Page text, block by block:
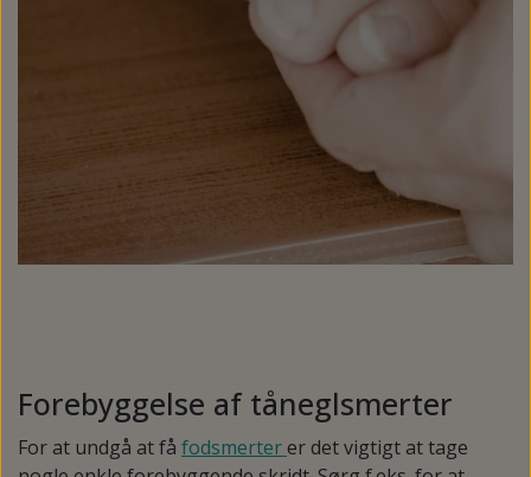
Forebyggelse af tåneglsmerter
For at undgå at få fodsmerterer det vigtigt at tage